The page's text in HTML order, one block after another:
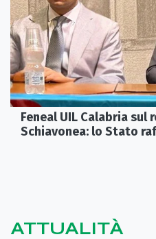
Feneal UIL Calabria sul
Schiavonea: lo Stato
ATTUALITÀ